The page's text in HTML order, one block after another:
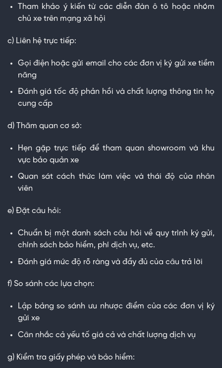
Tham khảo ý kiến từ các diễn đàn ô tô hoặc nhóm
chủ xe trên mạng xã hội
c) Liên hệ trực tiếp:
Gọi điện hoặc gửi email cho các đơn vị ký gửi xe tiềm
năng
Đánh giá tốc độ phản hồi và chất lượng thông tin họ
cung cấp
d) Thăm quan cơ sở:
Hẹn gặp trực tiếp để tham quan showroom và khu
vực bảo quản xe
Quan sát cách thức làm việc và thái độ của nhân
viên
e) Đặt câu hỏi:
Chuẩn bị một danh sách câu hỏi về quy trình ký gửi,
chính sách bảo hiểm, phí dịch vụ, etc.
Đánh giá mức độ rõ ràng và đầy đủ của câu trả lời
f) So sánh các lựa chọn:
Lập bảng so sánh ưu nhược điểm của các đơn vị ký
gửi xe
Cân nhắc cả yếu tố giá cả và chất lượng dịch vụ
g) Kiểm tra giấy phép và bảo hiểm: